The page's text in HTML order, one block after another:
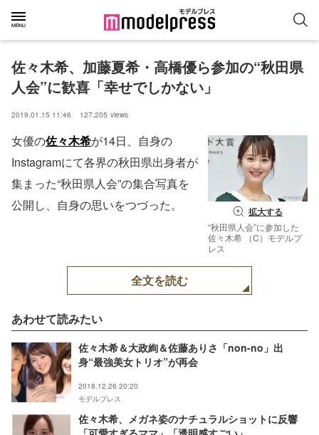
佐々木希、加藤夏希・高橋優ら参加の“秋田県
人会”に歓喜「幸せでしかない」
2019.01.15 11:46 127,205 views
拡大する
“秋田県人会”に参加した
佐々木希 （C）モデルプ
レス
女優の佐々木希が14日、自身の
Instagramにて各界の秋田県出身者が
集まった“秋田県人会”の集合写真を
公開し、自身の思いをつづった。
全文を読む
あわせて読みたい
佐々木希＆大政絢＆佐藤ありさ「non-no」出
身“最強美女トリオ”が再会
2018.12.26 20:20
モデルプレス
佐々木希、メガネ姿のナチュラルショットに反響